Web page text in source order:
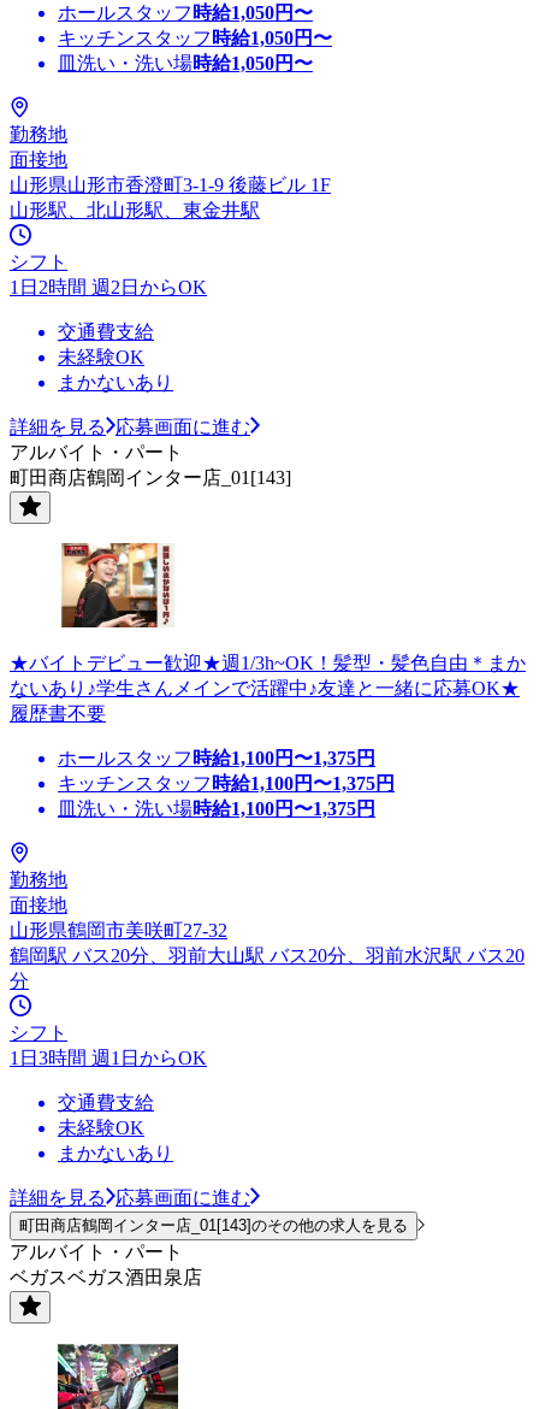
ホールスタッフ 時給1,050円〜
キッチンスタッフ 時給1,050円〜
皿洗い・洗い場時給1,050円〜
勤務地
面接地
山形県山形市香澄町3-1-9 後藤ビル 1F
山形駅、北山形駅、東金井駅
シフト
1日2時間 週2日からOK
交通費支給
未経験OK
まかないあり
詳細を見る
応募画面に進む
アルバイト・パート
町田商店鶴岡インター店_01[143]
★バイトデビュー歓迎★週1/3h~OK！髪型・髪色自由＊まか
ないあり♪学生さんメインで活躍中♪友達と一緒に応募OK★
履歴書不要
ホールスタッフ 時給1,100円〜1,375円
キッチンスタッフ 時給1,100円〜1,375円
皿洗い・洗い場時給1,100円〜1,375円
勤務地
面接地
山形県鶴岡市美咲町27-32
鶴岡駅 バス20分、羽前大山駅 バス20分、羽前水沢駅 バス20
分
シフト
1日3時間 週1日からOK
交通費支給
未経験OK
まかないあり
詳細を見る 応募画面に進む
町田商店鶴岡インター店_01[143]のその他の求人を見る
アルバイト・パート
ベガスベガス酒田泉店